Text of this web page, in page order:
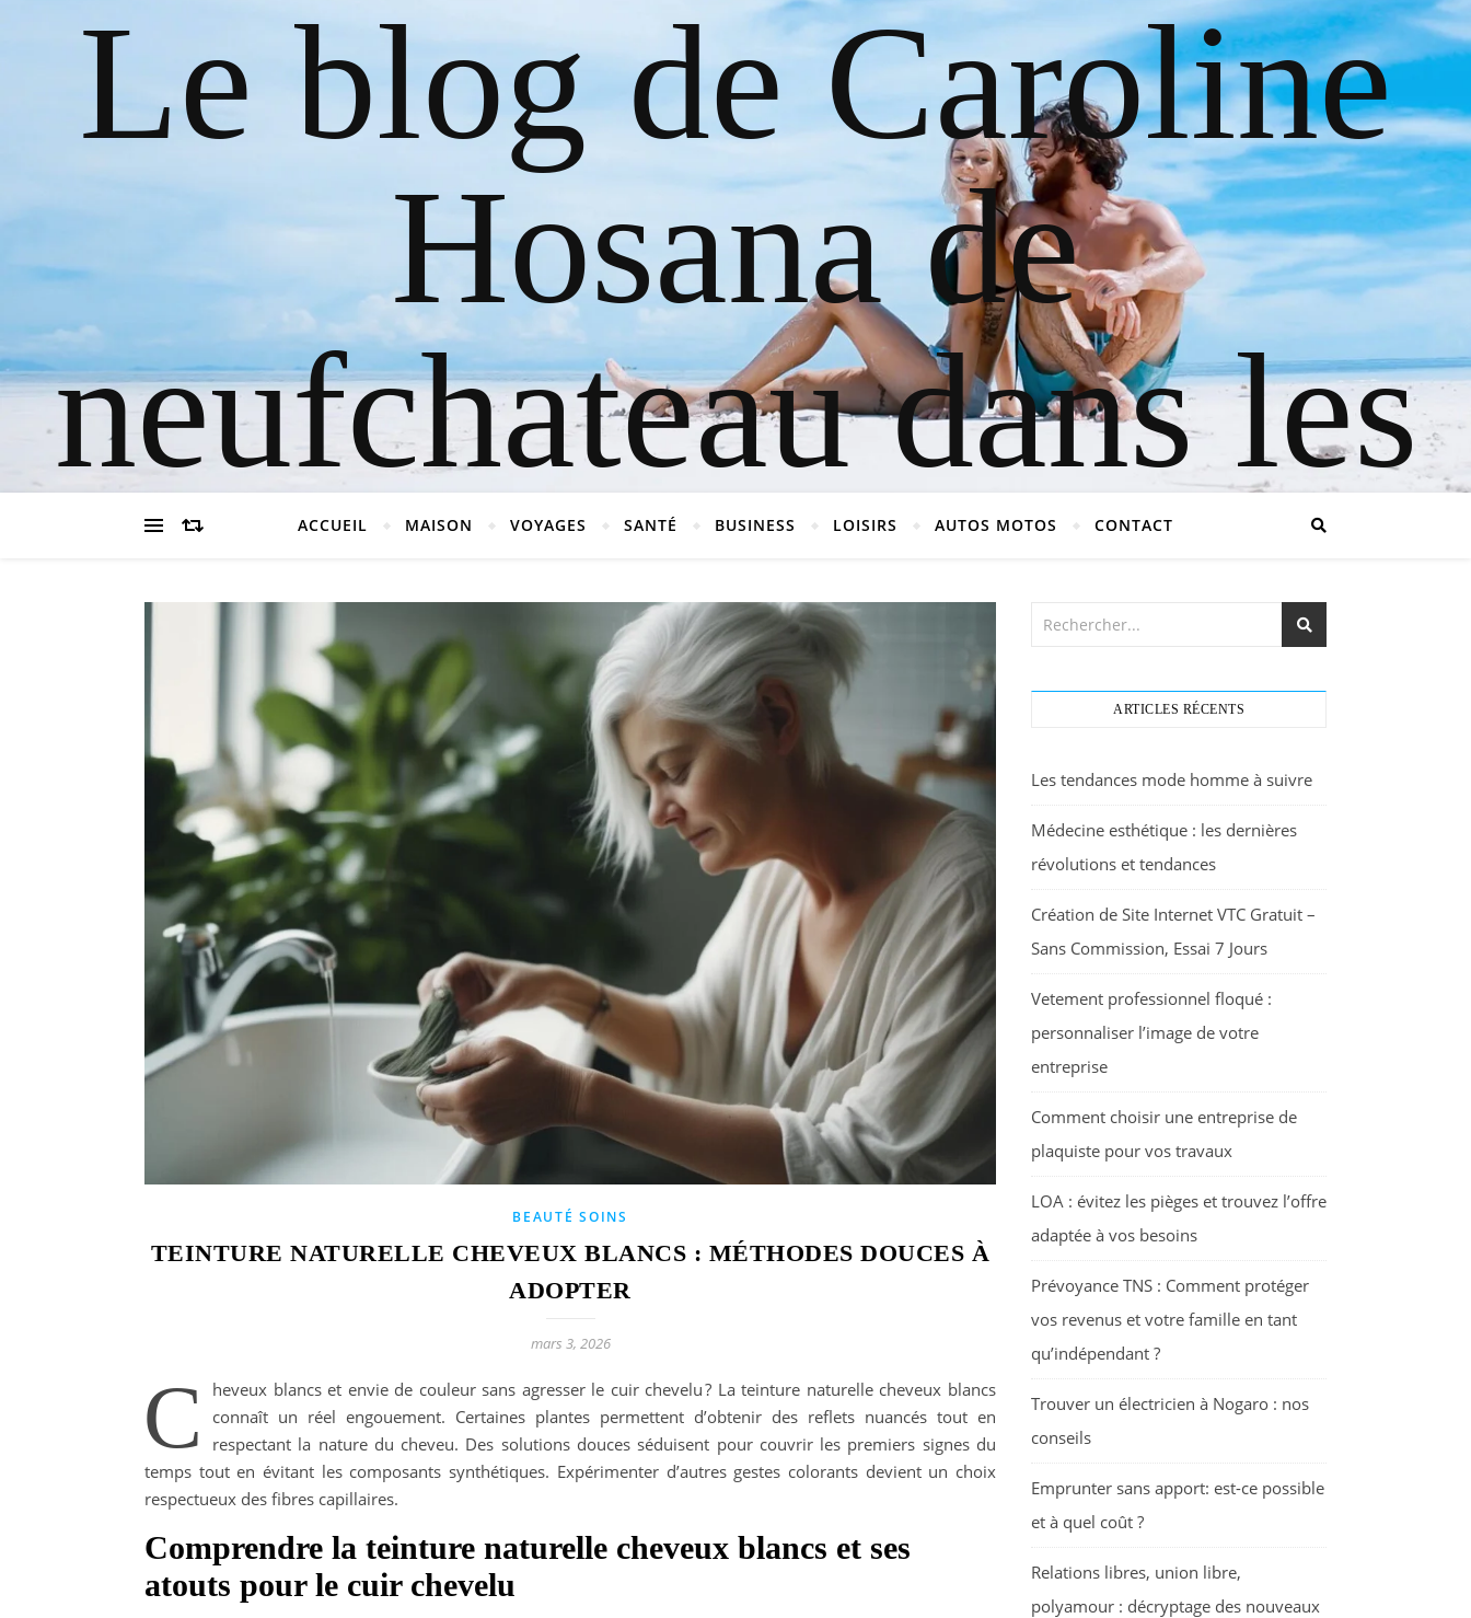
Le blog de Caroline
Hosana de
neufchateau dans les
vosges
ch-neufchateau.fr
ACCUEIL MAISON VOYAGES SANTÉ BUSINESS LOISIRS AUTOS MOTOS CONTACT
BEAUTÉ SOINS
TEINTURE NATURELLE CHEVEUX BLANCS : MÉTHODES DOUCES À
ADOPTER
mars 3, 2026
C
heveux blancs et envie de couleur sans agresser le cuir chevelu ? La teinture naturelle cheveux blancs
connaît un réel engouement. Certaines plantes permettent d’obtenir des reflets nuancés tout en
respectant la nature du cheveu. Des solutions douces séduisent pour couvrir les premiers signes du
temps tout en évitant les composants synthétiques. Expérimenter d’autres gestes colorants devient un choix
respectueux des fibres capillaires.
Comprendre la teinture naturelle cheveux blancs et ses
atouts pour le cuir chevelu
ARTICLES RÉCENTS
Les tendances mode homme à suivre
Médecine esthétique : les dernières
révolutions et tendances
Création de Site Internet VTC Gratuit –
Sans Commission, Essai 7 Jours
Vetement professionnel floqué :
personnaliser l’image de votre
entreprise
Comment choisir une entreprise de
plaquiste pour vos travaux
LOA : évitez les pièges et trouvez l’offre
adaptée à vos besoins
Prévoyance TNS : Comment protéger
vos revenus et votre famille en tant
qu’indépendant ?
Trouver un électricien à Nogaro : nos
conseils
Emprunter sans apport: est-ce possible
et à quel coût ?
Relations libres, union libre,
polyamour : décryptage des nouveaux